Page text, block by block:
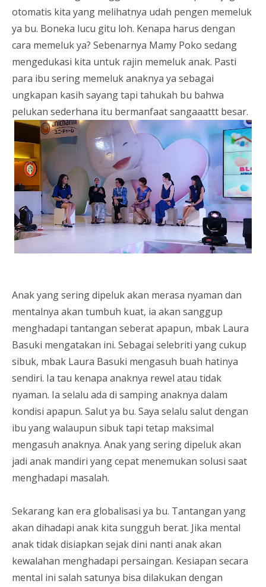
otomatis kita yang melihatnya udah pengen memeluk
ya bu. Boneka lucu gitu loh. Kenapa harus dengan
cara memeluk ya? Sebenarnya Mamy Poko sedang
mengedukasi kita untuk rajin memeluk anak. Pasti
para ibu sering memeluk anaknya ya sebagai
ungkapan kasih sayang tapi tahukah bu bahwa
pelukan sederhana itu bermanfaat sangaaattt besar.
Anak yang sering dipeluk akan merasa nyaman dan
mentalnya akan tumbuh kuat, ia akan sanggup
menghadapi tantangan seberat apapun, mbak Laura
Basuki mengatakan ini. Sebagai selebriti yang cukup
sibuk, mbak Laura Basuki mengasuh buah hatinya
sendiri. Ia tau kenapa anaknya rewel atau tidak
nyaman. Ia selalu ada di samping anaknya dalam
kondisi apapun. Salut ya bu. Saya selalu salut dengan
ibu yang walaupun sibuk tapi tetap maksimal
mengasuh anaknya. Anak yang sering dipeluk akan
jadi anak mandiri yang cepat menemukan solusi saat
menghadapi masalah.
Sekarang kan era globalisasi ya bu. Tantangan yang
akan dihadapi anak kita sungguh berat. Jika mental
anak tidak disiapkan sejak dini nanti anak akan
kewalahan menghadapi persaingan. Kesiapan secara
mental ini salah satunya bisa dilakukan dengan